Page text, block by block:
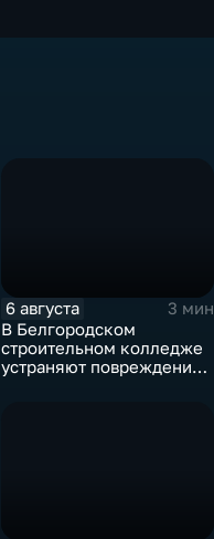
6 августа
3 мин
В Белгородском
строительном колледже
устраняют повреждения